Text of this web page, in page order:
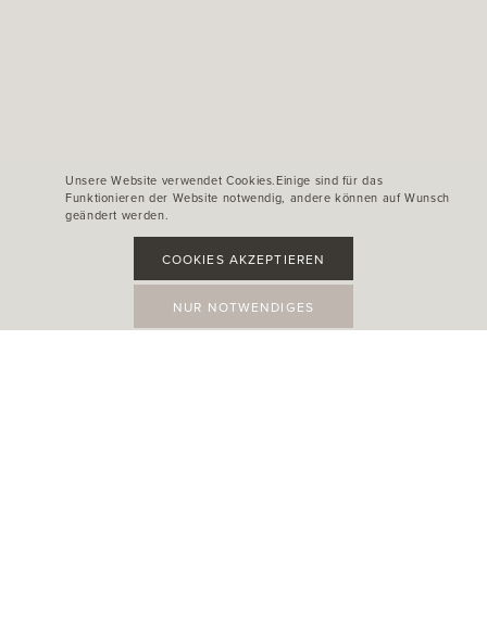
Unsere Website verwendet Cookies.Einige sind für das
Funktionieren der Website notwendig, andere können auf Wunsch
geändert werden.
COOKIES AKZEPTIEREN
NUR NOTWENDIGES